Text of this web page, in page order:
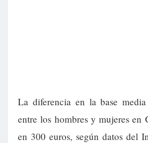
La diferencia en la base
entre los hombres y mujeres en
en 300 euros, según datos del